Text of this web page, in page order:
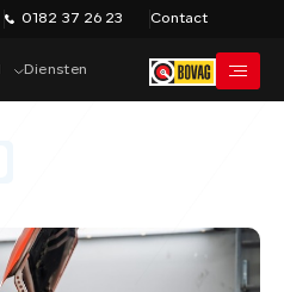
0182 37 26 23 Contact
Diensten